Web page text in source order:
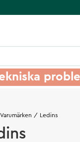
Varumärken Ledins